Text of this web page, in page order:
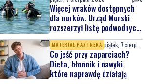
Więcej wraków dostępnych
dla nurków. Urząd Morski
rozszerzył listę podwodnych
atrakcji
MATERIAŁ PARTNERA
Co jeść przy zaparciach?
Dieta, błonnik i nawyki,
które naprawdę działają